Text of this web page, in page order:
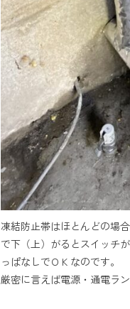
凍結防止帯はほとんどの場
で下（上）がるとスイッチ
っぱなしでＯＫなのです。
厳密に言えば電源・通電ラ